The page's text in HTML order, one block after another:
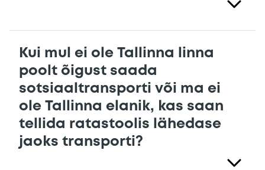
Kui mul ei ole Tallinna linna
poolt õigust saada
sotsiaaltransporti või ma ei
ole Tallinna elanik, kas saan
tellida ratastoolis lähedase
jaoks transporti?